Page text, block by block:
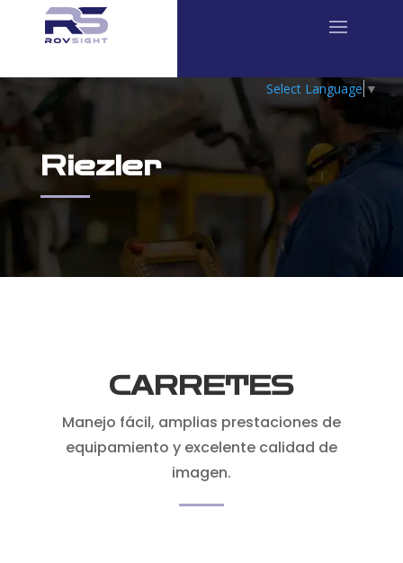
Select Language ▼
Riezler
CARRETES
Manejo fácil, amplias prestaciones de
equipamiento y excelente calidad de
imagen.